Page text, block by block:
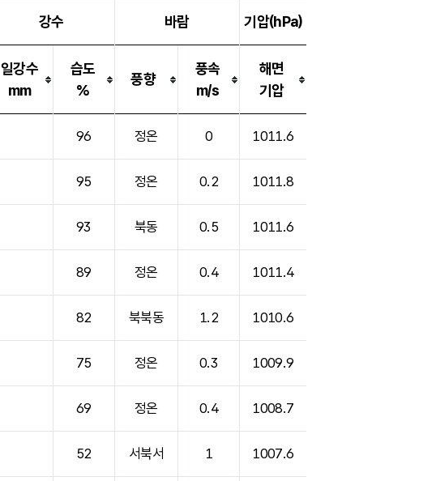
강수 바람 기압(hPa)
일강수
mm
습도
%
풍향
풍속
m/s
해면
기압
96 정온 0 1011.6
95 정온 0.2 1011.8
93 북동 0.5 1011.6
89 정온 0.4 1011.4
82 북북동 1.2 1010.6
75 정온 0.3 1009.9
69 정온 0.4 1008.7
52 서북서 1 1007.6